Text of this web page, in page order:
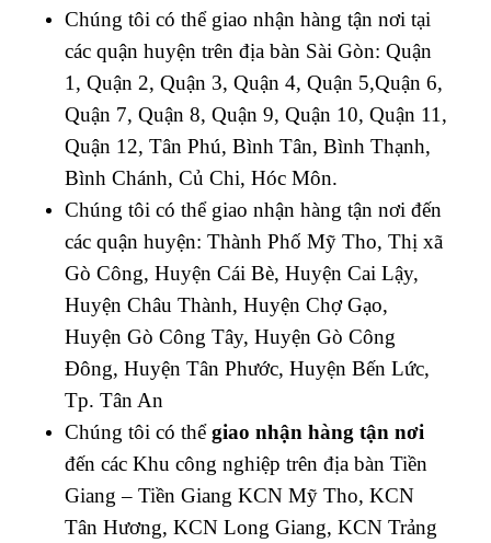
Chúng tôi có thể giao nhận hàng tận nơi tại
các quận huyện trên địa bàn Sài Gòn: Quận
1, Quận 2, Quận 3, Quận 4, Quận 5,Quận 6,
Quận 7, Quận 8, Quận 9, Quận 10, Quận 11,
Quận 12, Tân Phú, Bình Tân, Bình Thạnh,
Bình Chánh, Củ Chi, Hóc Môn.
Chúng tôi có thể giao nhận hàng tận nơi đến
các quận huyện: Thành Phố Mỹ Tho, Thị xã
Gò Công, Huyện Cái Bè, Huyện Cai Lậy,
Huyện Châu Thành, Huyện Chợ Gạo,
Huyện Gò Công Tây, Huyện Gò Công
Đông, Huyện Tân Phước, Huyện Bến Lức,
Tp. Tân An
Chúng tôi có thểgiao nhận hàng tận nơi
đến các Khu công nghiệp trên địa bàn Tiền
Giang – Tiền Giang KCN Mỹ Tho, KCN
Tân Hương, KCN Long Giang, KCN Trảng